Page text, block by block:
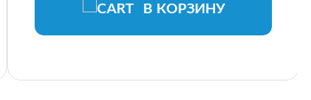
В КОРЗИНУ